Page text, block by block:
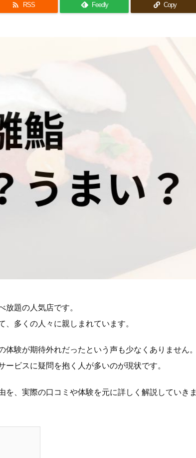
 RSS Feedly Copy
放題の人気店です。
多くの人々に親しまれています。
験が期待外れだったという声も少なくありません。
ビスに疑問を抱く人が多いのが現状です。
、実際の口コミや体験を元に詳しく解説していきま